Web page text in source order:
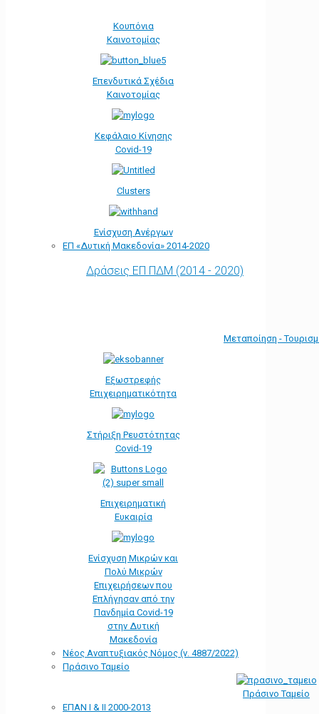
Κουπόνια
Καινοτομίας
Επενδυτικά Σχέδια
Καινοτομίας
Κεφάλαιο Κίνησης
Covid-19
Clusters
Ενίσχυση Ανέργων
ΕΠ «Δυτική Μακεδονία» 2014-2020
Δράσεις ΕΠ ΠΔΜ (2014 - 2020)
Μεταποίηση -
Εξωστρεφής
Επιχειρηματικότητα
Στήριξη Ρευστότητας
Covid-19
Επιχειρηματική
Ευκαιρία
Ενίσχυση Μικρών και
Πολύ Μικρών
Επιχειρήσεων που
Επλήγησαν από την
Πανδημία Covid-19
στην Δυτική
Μακεδονία
Νέος Αναπτυξιακός Νόμος (ν. 4887/2022)
Πράσινο Ταμείο
Πράσινο Ταμείο
ΕΠΑΝ Ι & ΙΙ 2000-2013